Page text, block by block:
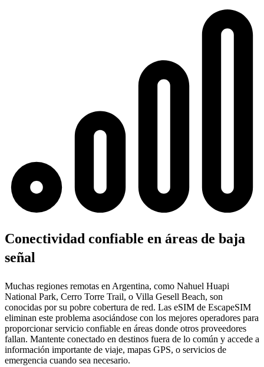
Conectividad confiable en áreas de baja
señal
Muchas regiones remotas en Argentina, como Nahuel Huapi
National Park, Cerro Torre Trail, o Villa Gesell Beach, son
conocidas por su pobre cobertura de red. Las eSIM de EscapeSIM
eliminan este problema asociándose con los mejores operadores para
proporcionar servicio confiable en áreas donde otros proveedores
fallan. Mantente conectado en destinos fuera de lo común y accede a
información importante de viaje, mapas GPS, o servicios de
emergencia cuando sea necesario.